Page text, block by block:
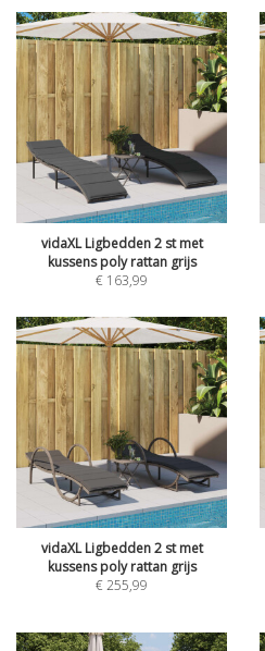
vidaXL Ligbedden 2 st met
kussens poly rattan grijs
€ 163,99
vidaXL Ligbedden 2 st met
kussens poly rattan grijs
€255,99